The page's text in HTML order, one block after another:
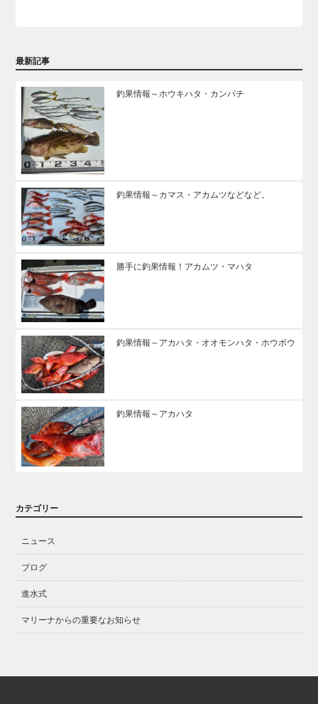
最新記事
釣果情報～ホウキハタ・カンパチ
釣果情報～カマス・アカムツなどなど。
勝手に釣果情報！アカムツ・マハタ
釣果情報～アカハタ・オオモンハタ・ホウボウ
釣果情報～アカハタ
カテゴリー
ニュース
ブログ
進水式
マリーナからの重要なお知らせ